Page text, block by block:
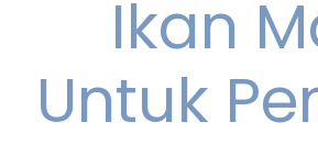
Ikan
Untuk